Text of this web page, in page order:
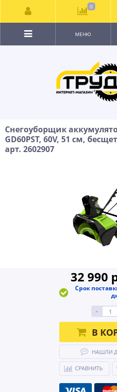
МЕНЮ
Снегоуборщик
GD60PST, 60V, 51 см,
арт. 2602907
32 990
Срок
-
В
НАШЛИ
СРАВНИТЬ
0